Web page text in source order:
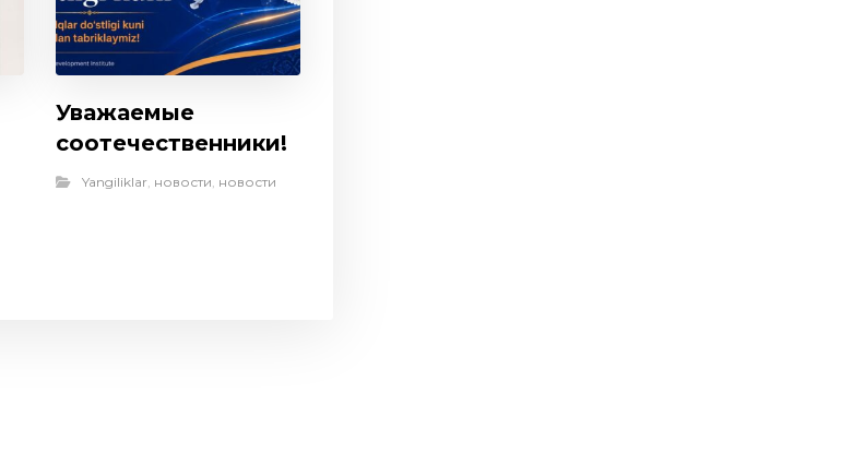
Уважаемые
соотечественники!
Yangiliklar новости новости